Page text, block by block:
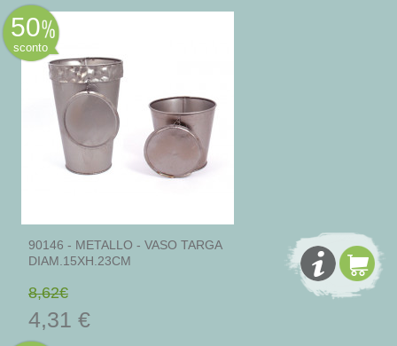
50
sconto
90146 - METALLO - VASO TARGA
DIAM.15XH.23CM
8,62€
4,31 €